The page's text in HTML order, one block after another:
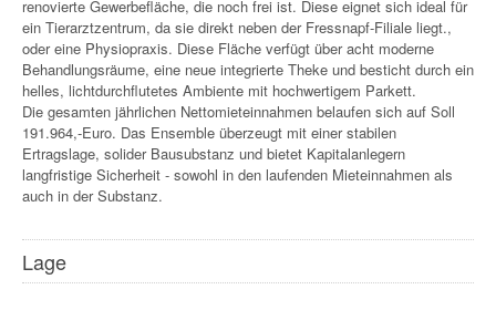
renovierte Gewerbefläche, die noch frei ist. Diese eignet sich ideal für
ein Tierarztzentrum, da sie direkt neben der Fressnapf-Filiale liegt.,
oder eine Physiopraxis. Diese Fläche verfügt über acht moderne
Behandlungsräume, eine neue integrierte Theke und besticht durch ein
helles, lichtdurchflutetes Ambiente mit hochwertigem Parkett.
Die gesamten jährlichen Nettomieteinnahmen belaufen sich auf Soll
191.964,-Euro. Das Ensemble überzeugt mit einer stabilen
Ertragslage, solider Bausubstanz und bietet Kapitalanlegern
langfristige Sicherheit - sowohl in den laufenden Mieteinnahmen als
auch in der Substanz.
Lage